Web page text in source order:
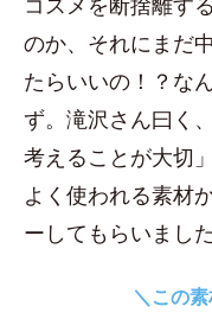
のか、それにまだ
たらいいの！？な
ず。滝沢さん曰く
考えることが大切
よく使われる素材
ーしてもらいました
＼この